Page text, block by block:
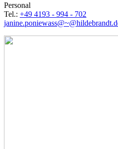
Personal
Tel.: +49 4193 - 994 - 702